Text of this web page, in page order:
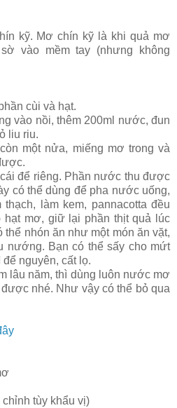
kỹ. Mơ chín kỹ là khi quả mơ
vào mềm tay (nhưng không
cùi và hạt.
vào nồi, thêm 200ml nước, đun
liu riu.
một nửa, miếng mơ trong và
để riêng. Phần nước thu được
có thể dùng để pha nước uống,
làm kem, pannacotta đều
hạt mơ, giữ lại phần thịt quả lúc
nhón ăn như một món ăn vặt,
nướng. Bạn có thể sấy cho mứt
nguyên, cất lọ.
lâu năm, thì dùng luôn nước mơ
nhé. Như vậy có thể bỏ qua
tùy khẩu vị)